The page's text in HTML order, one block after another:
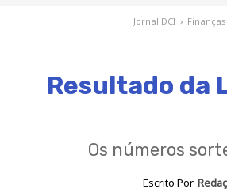
Jornal DCI › Finanças
Resultado da
Os números
Escrito Por